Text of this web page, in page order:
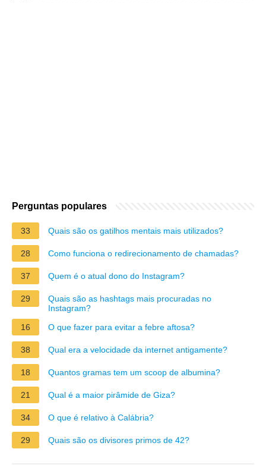
Perguntas populares
33 Quais são os gatilhos mentais mais utilizados?
28 Como funciona o redirecionamento de chamadas?
37 Quem é o atual dono do Instagram?
29
Quais são as hashtags mais procuradas no
Instagram?
16
O que fazer para evitar a febre aftosa?
38 Qual era a velocidade da internet antigamente?
18 Quantos gramas tem um scoop de albumina?
21 Qual é a maior pirâmide de Giza?
34 O que é relativo à Calábria?
29 Quais são os divisores primos de 42?